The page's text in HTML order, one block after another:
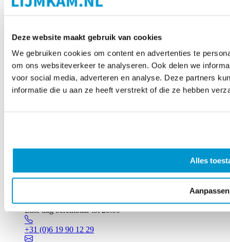
Deze website maakt gebruik van cookies
We gebruiken cookies om content en advertenties te
om ons websiteverkeer te analyseren. Ook delen we
voor social media, adverteren en analyse. Deze partners
informatie die u aan ze heeft verstrekt of die ze hebben
Alles
Aanpassen
Elke dag bereikbaar tot 20:00
+31 (0)6 19 90 12 29